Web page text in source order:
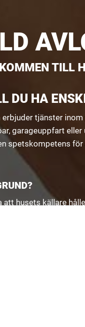
TILL
DU HA
tjänster
garageuppfart
spetskompetens
husets källare